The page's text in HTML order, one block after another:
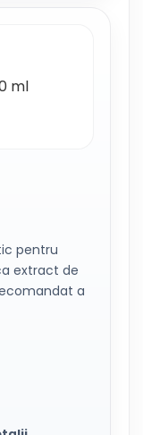
pentru
extract de
a